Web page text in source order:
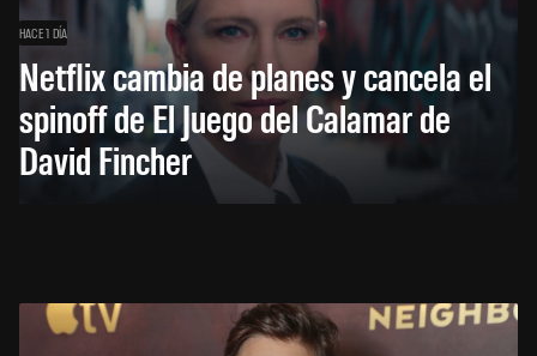
HACE 1 DÍA
Netflix cambia de planes y cancela el
spinoff de El Juego del Calamar de
David Fincher